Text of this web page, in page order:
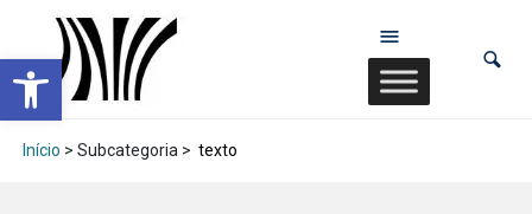
Abrir a barra de ferramentas
Início > Subcategoria > texto